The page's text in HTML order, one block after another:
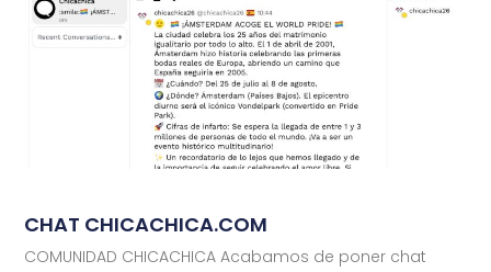
CHAT CHICACHICA.COM
COMUNIDAD CHICACHICA Acabamos de poner chat